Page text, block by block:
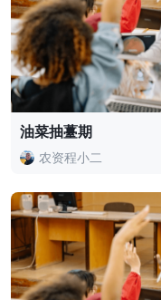
油菜抽薹期
农资程小二